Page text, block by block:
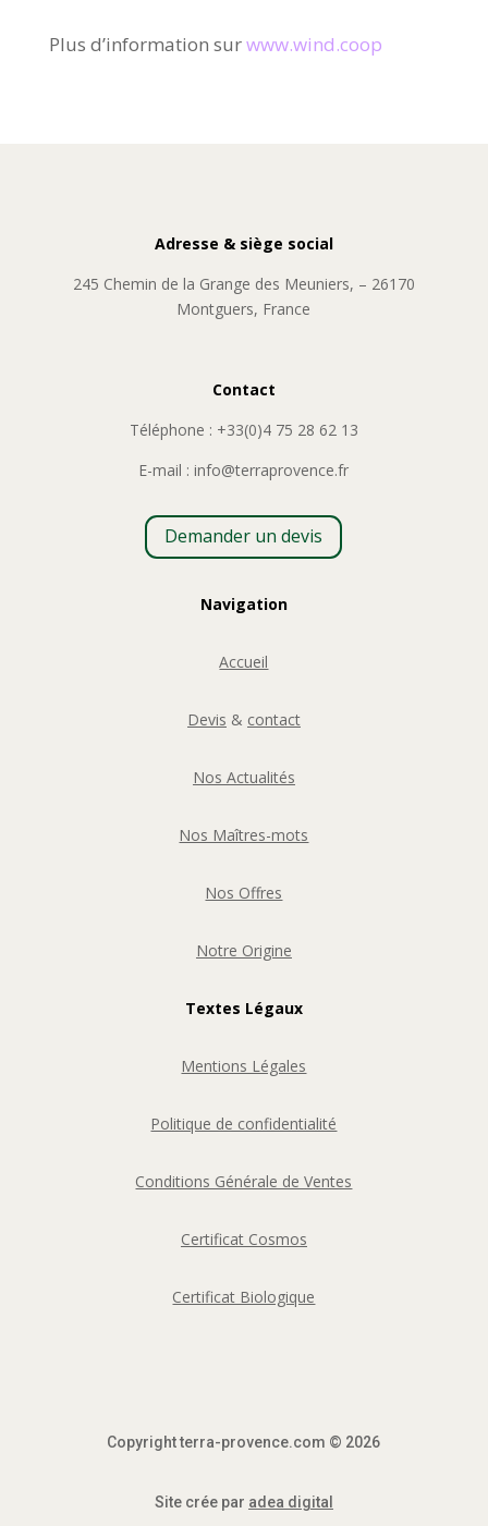
Plus d’information surwww.wind.coop
Adresse & siège social
245 Chemin de la Grange des Meuniers, – 26170
Montguers, France
Contact
Téléphone : +33(0)4 75 28 62 13
E-mail : info@terraprovence.fr
Demander un devis
Navigation
Accueil
Devis & contact
Nos Actualités
Nos Maîtres-mots
Nos Offres
Notre Origine
Textes Légaux
Mentions Légales
Politique de confidentialité
Conditions Générale de Ventes
Certificat Cosmos
Certificat Biologique
Copyright terra-provence.com © 2026
Site crée par adea digital